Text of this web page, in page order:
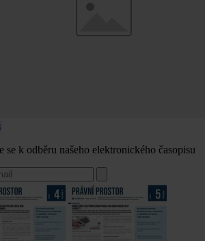
se k odběru našeho elektronického časopisu